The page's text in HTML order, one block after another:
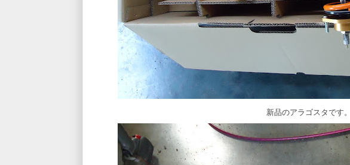
新品のアラゴスタです。